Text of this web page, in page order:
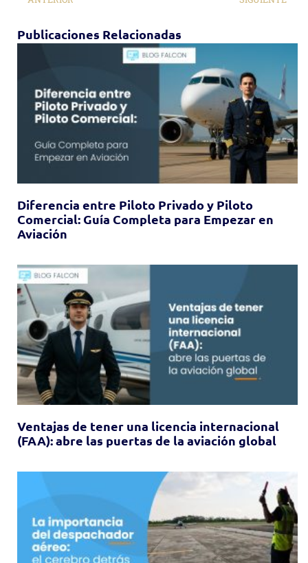
Publicaciones Relacionadas
Diferencia entre Piloto Privado y Piloto
Comercial: Guía Completa para Empezar en
Aviación
Ventajas de tener una licencia internacional
(FAA): abre las puertas de la aviación global